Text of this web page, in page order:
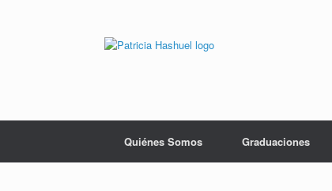
Quiénes Somos Graduaciones